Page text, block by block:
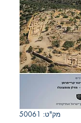
מק"ט: 50061